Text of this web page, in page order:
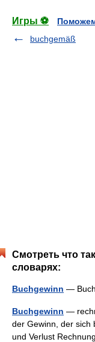
Игры ⚽
buchgemäß
Смотреть что
словарях:
Buchgewinn —
Buchgewinn —
der Gewinn, der sich
und Verlust